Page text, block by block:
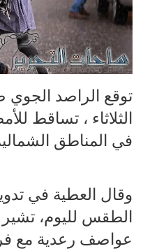
توقع الراصد الجوي
الثلاثاء ، تساقط
في المناطق
وقال العطية في
الطقس لليوم،
عواصف رعدية مع